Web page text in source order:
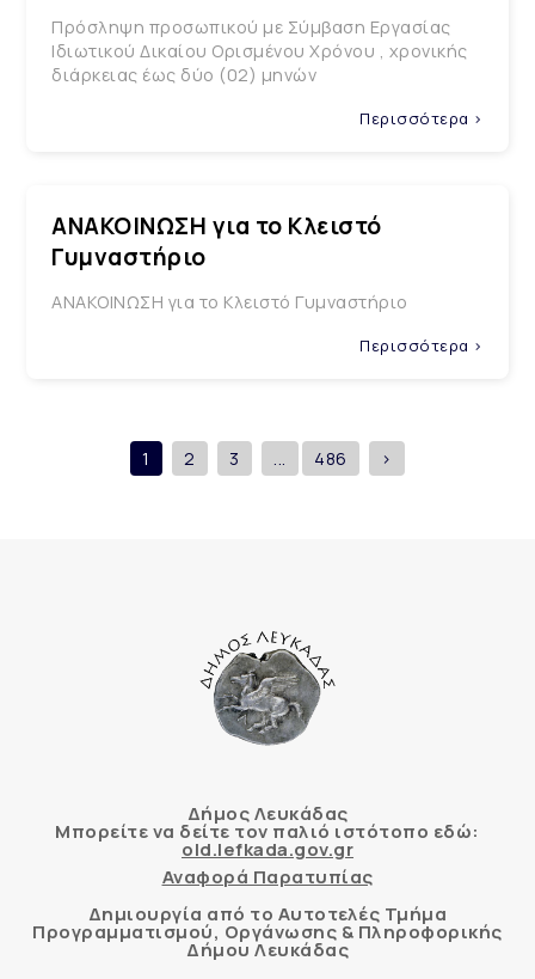
Πρόσληψη προσωπικού με Σύμβαση Εργασίας
Ιδιωτικού Δικαίου Ορισμένου Χρόνου , χρονικής
διάρκειας έως δύο (02) μηνών
Περισσότερα >
ΑΝΑΚΟΙΝΩΣΗ για το Κλειστό
Γυμναστήριο
ΑΝΑΚΟΙΝΩΣΗ για το Κλειστό Γυμναστήριο
Περισσότερα >
1 2 3 ... 486 >
Δήμος Λευκάδας
Μπορείτε να δείτε τον παλιό ιστότοπο εδώ:
old.lefkada.gov.gr
Αναφορά Παρατυπίας
Δημιουργία από το Αυτοτελές Τμήμα
Προγραμματισμού, Οργάνωσης & Πληροφορικής
Δήμου Λευκάδας